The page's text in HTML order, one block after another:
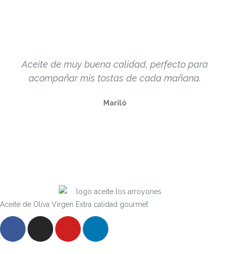
Aceite de muy buena calidad, perfecto para
acompañar mis tostas de cada mañana.
Mariló
Aceite de Oliva Virgen Extra calidad gourmet